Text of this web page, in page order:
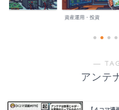
資産運用・投資
―
アンテ